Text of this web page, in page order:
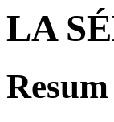
LA